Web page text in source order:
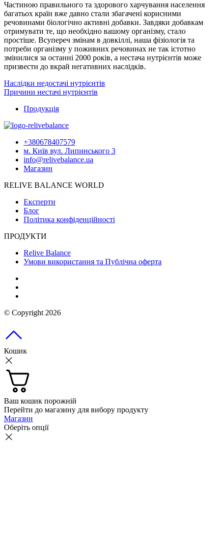
Частиною правильного та здорового харчування населення
багатьох країн вже давно стали збагачені корисними
речовинами біологічно активні добавки. Завдяки добавкам
отримувати те, що необхідно вашому організму, стало
простіше. Всупереч змінам в довкіллі, наша фізіологія та
потреби організму у поживних речовинах не так істотно
змінилися за останні 2000 років, а нестача нутрієнтів може
призвести до вкрай негативних наслідків.
Наслідки недостачі нутрієнтів
Причини нестачі нутрієнтів
Продукція
+380678407579
м. Київ вул. Липинського 3
info@relivebalance.ua
Магазин
RELIVE BALANCE WORLD
Експерти
Блог
Політика конфіденційності
ПРОДУКТИ
Relive Balance
Умови використання та Публічна оферта
© Copyright 2026
Кошик
Ваш кошик порожній
Перейти до магазину для вибору продукту
Магазин
Оберіть опції